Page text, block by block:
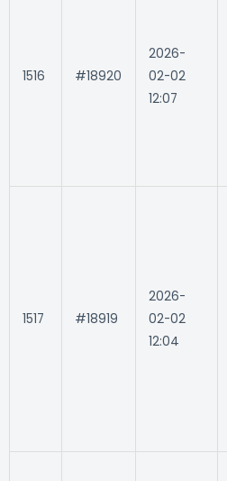
1516 #18920
2026-
02-02
12:07
1517 #18919
2026-
02-02
12:04